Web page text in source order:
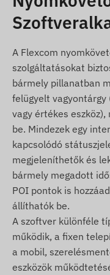
Használati
A készülék normál
helymeghatározó
mobilszolgáltatók
szükséges. Ezek
továbbítást, illetve
telefonjával vagy
esetén a központi
rendszerrel. A
hálózatán
(cserélhető) SIM
Működési régió
A készülék az
hálózatokkal
A Flexcom
szolgáltatásokat
bármely pillanatban
felügyelt
vagy értékes
be. Mindezek egy
kapcsolódó
megjeleníthetők és
bármely megadott
POI pontok is
állíthatók be.
A szoftver különféle
működik, a fixen
a mobil,
eszközök